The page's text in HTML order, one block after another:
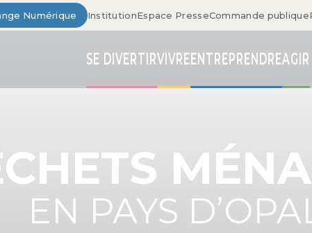
Numérique InstitutionEspace PresseCommande publique
SE DIVERTIRVIVREENTREPRENDREAGIR
EN PAYS